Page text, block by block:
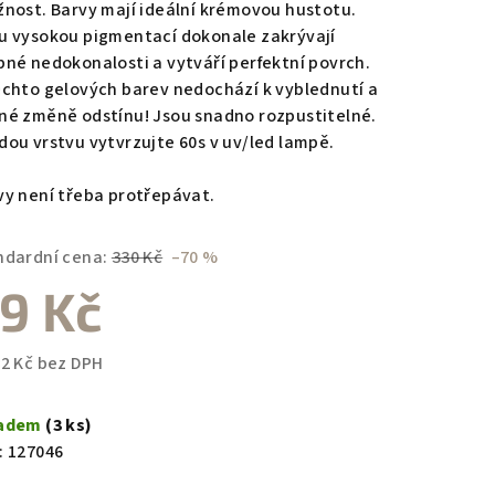
Barvy mají ideální krémovou hustotu.
vysokou pigmentací dokonale zakrývají
nedokonalosti a vytváří perfektní povrch.
gelových barev nedochází k vyblednutí a
změně odstínu! Jsou snadno rozpustitelné.
vrstvu vytvrzujte 60s v uv/led lampě.
není třeba protřepávat.
cena: 330 Kč –70 %
Kč
Kč bez DPH
(3 ks)
127046